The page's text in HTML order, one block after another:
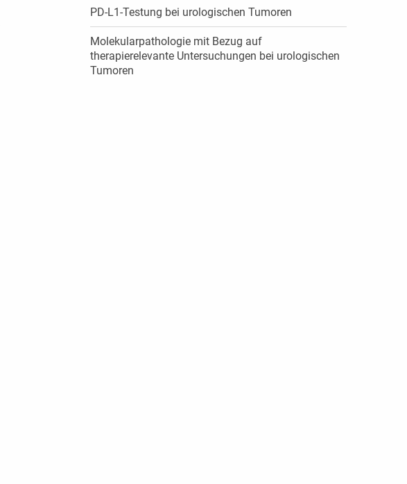
PD-L1-Testung bei urologischen Tumoren
Molekularpathologie mit Bezug auf
therapierelevante Untersuchungen bei urologischen
Tumoren